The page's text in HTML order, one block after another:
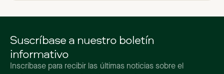
Suscríbase a nuestro boletín
informativo
Inscríbase para recibir las últimas noticias sobre el